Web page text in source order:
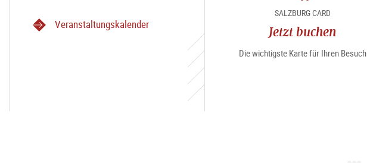
Veranstaltungskalender
Package
SALZBURG CARD
Jetzt buchen
Die wichtigste Karte für Ihren Besuch